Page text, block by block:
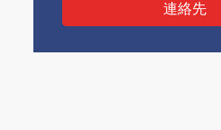
連絡先